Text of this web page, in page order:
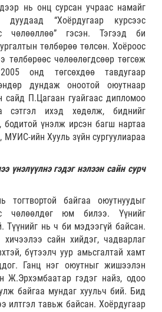
нь онц сурсан учраас намайг
дуудаад “Хоёрдугаар курсээс
чөлөөллөө” гэсэн. Тэгээд би
төлбөрөө төлсөн. Хоёроос
төлбөрөөс чөлөөлөгдсөөр төгсөж
онд төгсөхдөө тавдугаар
дундаж оноотой оюутнаар
сайд П.Цагаан гуайгаас дипломоо
сэтгэл ихэд хөдөлж, биднийг
бодитой үнэлж ирсэн багш нартаа
ийн Хууль зүйн сургуулиараа
үнэлүүлнэ гэдэг нэлээн сайн сурч
байгаа оюутнуудыг
чөлөөлдөг юм билээ. Үүнийг
Түүнийг нь ч би мэдээгүй байсан.
сайн хийдэг, чадварлаг
бүтээлч уур амьсгалтай хамт
Ганц нэг оюутныг жишээлэн
Ж.Эрхэмбаатар гэдэг найз, одоо
байгаа мундаг хуульч бий. Бид
илтгэл тавьж байсан. Хоёрдугаар